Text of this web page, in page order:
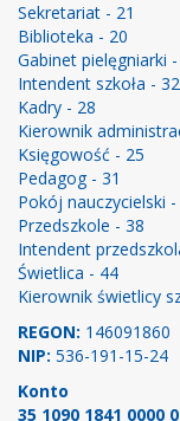
Sekretariat - 21
Biblioteka - 20
Gabinet pielęgniarki
Intendent szkoła - 32
Kadry - 28
Kierownik
Księgowość - 25
Pedagog - 31
Pokój nauczycielski -
Przedszkole - 38
Intendent
Świetlica - 44
Kierownik świetlicy
REGON: 146091860
NIP: 536-191-15-24
Konto
35 1090 1841 0000